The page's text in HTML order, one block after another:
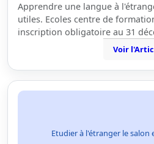
Apprendre une langue à
utiles. Ecoles centre de
inscription obligatoire au 31
Voir
Etudier à l'étranger le salon